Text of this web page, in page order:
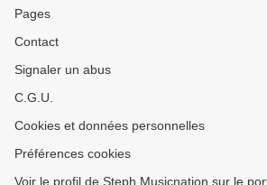
Pages
Contact
Signaler un abus
C.G.U.
Cookies et données personnelles
Préférences cookies
Voir le profil de Steph Musicnation sur le